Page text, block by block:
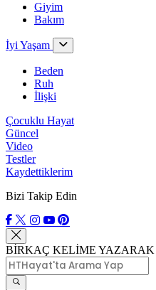
Giyim
Bakım
İyi Yaşam
Beden
Ruh
İlişki
Çocuklu Hayat
Güncel
Video
Testler
Kaydettiklerim
Bizi Takip Edin
BİRKAÇ KELİME